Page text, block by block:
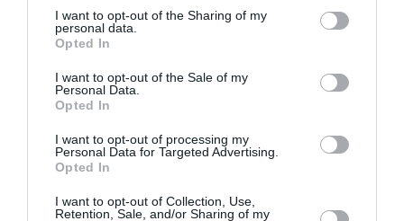
I want to opt-out of the Sharing of my
personal data.
Opted In
I want to opt-out of the Sale of my
Personal Data.
Opted In
I want to opt-out of processing my
Personal Data for Targeted Advertising.
Opted In
I want to opt-out of Collection, Use,
Retention, Sale, and/or Sharing of my
Η Zendaya και ο Tom Holland στην πρεμιέρα του “Spider-Man: No
Απαντώντας στις φήμες περί συγκατοίκησης,
πηγή από το περιβάλλον του ζευγαριού είπε: «Ο
αυτό το σπίτι. Θέλει να το κάνει τέλειο. Η
Zendaya τον έχει επισκεφθεί αρκετές φορές,
οπότε μένει να δούμε. Δεν θέλουν να περνούν